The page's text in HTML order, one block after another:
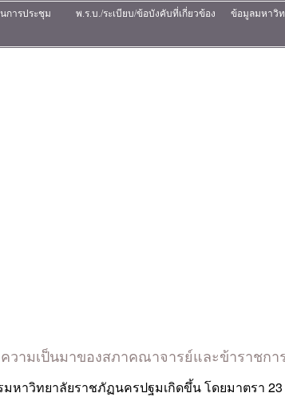
การประชุม พ.ร.บ./ระเบียบ/ข้อบังคับที่เกี่ยวข้อง ข้อมูลมหาวิ
วามเป็นมาของสภาคณาจารย์และข้าราชกา
หาวิทยาลัยราชภัฏนครปฐมเกิดขึ้น โดยมาตรา 23